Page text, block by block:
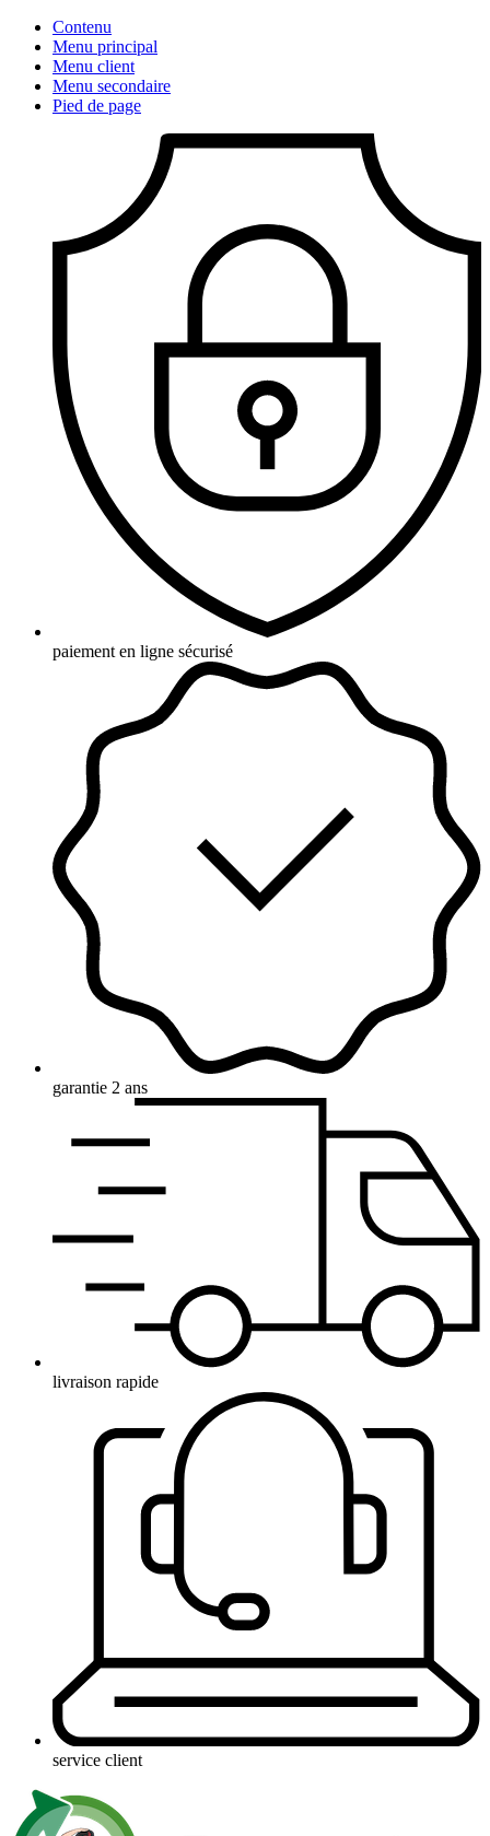
Contenu
Menu principal
Menu client
Menu secondaire
Pied de page
paiement en ligne sécurisé
garantie 2 ans
livraison rapide
service client